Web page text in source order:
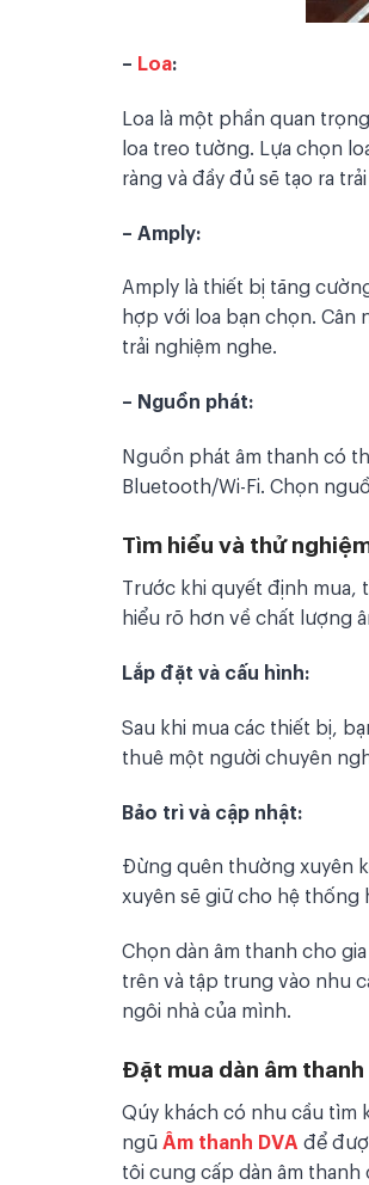
– Loa:
Loa là một phần quan
loa treo tường. Lựa chọn
ràng và đầy đủ sẽ tạo ra
– Amply:
Amply là thiết bị tăng
hợp với loa bạn chọn. Cân
trải nghiệm nghe.
– Nguồn phát:
Nguồn phát âm thanh có
Bluetooth/Wi-Fi. Chọn
Tìm hiểu và thử
Trước khi quyết định mua,
hiểu rõ hơn về chất lượng
Lắp đặt và cấu hình:
Sau khi mua các thiết bị,
thuê một người chuyên
Bảo trì và cập nhật:
Đừng quên thường xuyên
xuyên sẽ giữ cho hệ
Chọn dàn âm thanh cho
trên và tập trung vào nhu
ngôi nhà của mình.
Đặt mua dàn âm
Qúy khách có nhu cầu tìm
ngũ Âm thanh DVA để
tôi cung cấp dàn âm